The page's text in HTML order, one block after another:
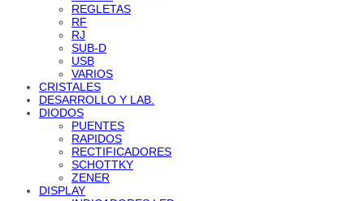
REGLETAS
RF
RJ
SUB-D
USB
VARIOS
CRISTALES
DESARROLLO Y LAB.
DIODOS
PUENTES
RAPIDOS
RECTIFICADORES
SCHOTTKY
ZENER
DISPLAY